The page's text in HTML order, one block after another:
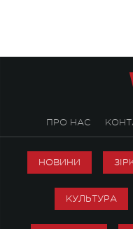
ПРО НАС
НОВИНИ
КУЛЬТУРА